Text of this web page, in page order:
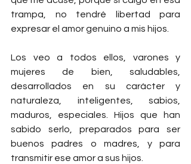
trampa, no tendré libertad para
expresar el amor genuino a mis hijos.
Los veo a todos ellos, varones y
mujeres de bien, saludables,
desarrollados en su carácter y
naturaleza, inteligentes, sabios,
maduros, especiales. Hijos que han
sabido serlo, preparados para ser
buenos padres o madres, y para
transmitir ese amor a sus hijos.